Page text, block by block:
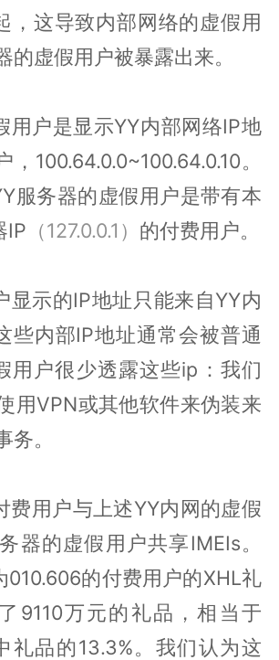
，这导致内部网络的虚假用
的虚假用户被暴露出来。
用户是显示YY内部网络IP地
100.64.0.0~100.64.0.10。
服务器的虚假用户是带有本
IP （127.0.0.1） 的付费用户。
显示的IP地址只能来自YY内
些内部IP地址通常会被普通
用户很少透露这些ip：我们
用VPN或其他软件来伪装来
务。
费用户与上述YY内网的虚假
器的虚假用户共享IMEIs。
010.606的付费用户的XHL礼
9110万元的礼品，相当于
礼品的13.3%。我们认为这